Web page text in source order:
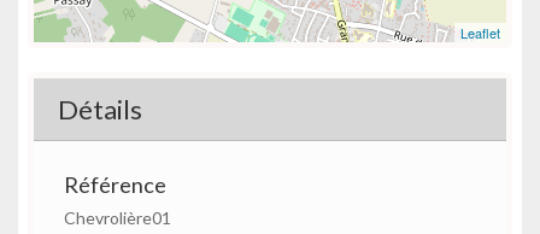
Leaflet
Détails
Référence
Chevrolière01